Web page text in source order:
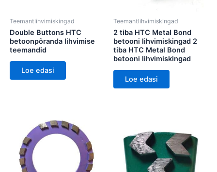
Teemantlihvimiskingad
Double Buttons HTC
betoonpõranda lihvimise
teemandid
Loe edasi
Teemantlihvimiskingad
2 tiba HTC Metal Bond
betooni lihvimiskingad 2
tiba HTC Metal Bond
betooni lihvimiskingad
Loe edasi